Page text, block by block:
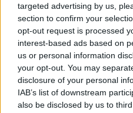
targeted advertising by us,
section to confirm your
opt-out request is processed
interest-based ads based on
us or personal information
your opt-out. You may
disclosure of your personal
IAB’s list of downstream
also be disclosed by us to
Latvijos ir Baltarusijos
rugpjūčio 11-osios iki
ekstremaliąją padėtį
Aukštutinės
Daugpilyje.